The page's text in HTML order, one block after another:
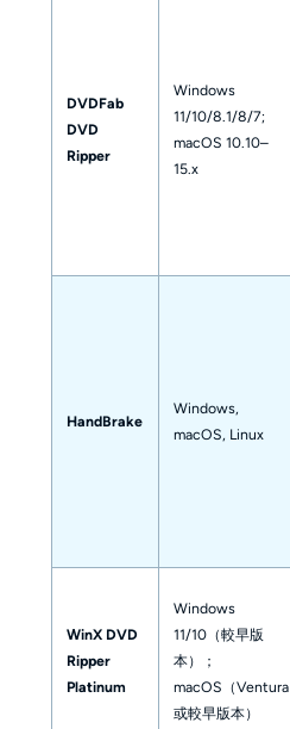
DVDFab
DVD
Ripper
Windows
11/10/8.1/8/7;
macOS 10.10–
15.x
HandBrake
Windows,
macOS, Linux
WinX DVD
Ripper
Platinum
Windows
11/10（較早版
本）；
macOS（Ventura
或較早版本）